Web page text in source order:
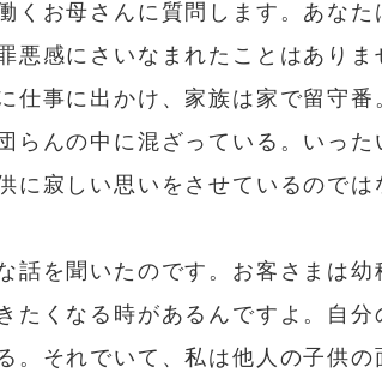
くお母さんに質問します。あな
悪感にさいなまれたことはありま
仕事に出かけ、家族は家で留守
らんの中に混ざっている。いっ
に寂しい思いをさせているのでは
話を聞いたのです。お客さまは幼
たくなる時があるんですよ。自
。それでいて、私は他人の子供